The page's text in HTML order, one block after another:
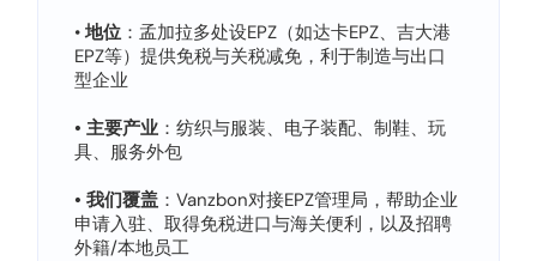
•地位 ：孟加拉多处设EPZ（如达卡EPZ、吉大港
EPZ等）提供免税与关税减免，利于制造与出口
型企业
•主要产业 ：纺织与服装、电子装配、制鞋、玩
具、服务外包
•我们覆盖 ：Vanzbon对接EPZ管理局，帮助企业
申请入驻、取得免税进口与海关便利，以及招聘
外籍/本地员工